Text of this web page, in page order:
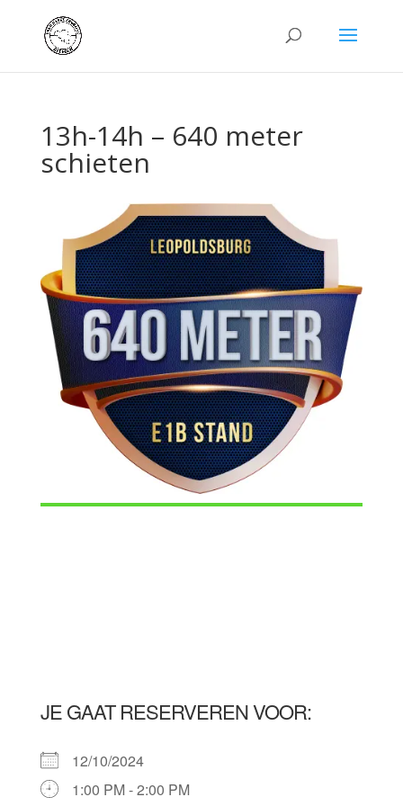
13h-14h – 640 meter
schieten
JE GAAT RESERVEREN VOOR:
12/10/2024
1:00 PM - 2:00 PM